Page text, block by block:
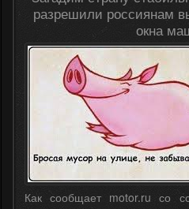
разрешили россиянам
окна
Как сообщает motor.ru со